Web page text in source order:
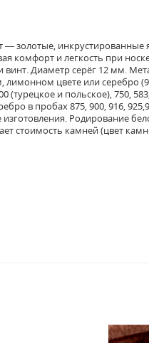
— золотые,
комфорт и легкость при
Диаметр серёг 12 мм.
лимонном цвете или серебро
(турецкое и польское), 750,
в пробах 875, 900, 916,
Родирование
стоимость камней (цвет